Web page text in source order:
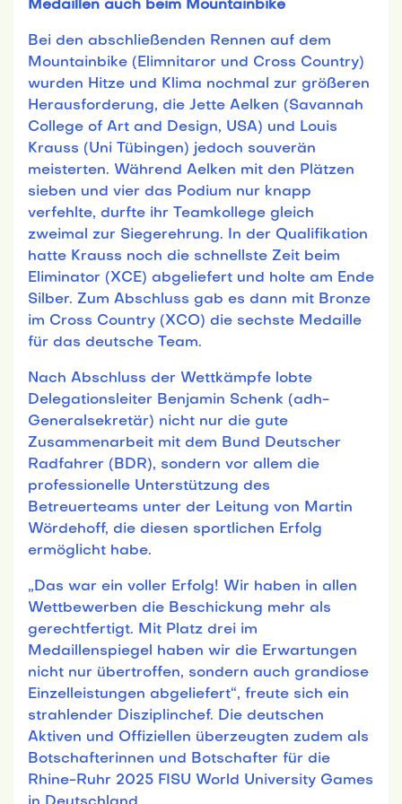
Medaillen auch beim Mountainbike
Bei den abschließenden Rennen auf dem
Mountainbike (Elimnitaror und Cross Country)
wurden Hitze und Klima nochmal zur größeren
Herausforderung, die Jette Aelken (Savannah
College of Art and Design, USA) und Louis
Krauss (Uni Tübingen) jedoch souverän
meisterten. Während Aelken mit den Plätzen
sieben und vier das Podium nur knapp
verfehlte, durfte ihr Teamkollege gleich
zweimal zur Siegerehrung. In der Qualifikation
hatte Krauss noch die schnellste Zeit beim
Eliminator (XCE) abgeliefert und holte am Ende
Silber. Zum Abschluss gab es dann mit Bronze
im Cross Country (XCO) die sechste Medaille
für das deutsche Team.
Nach Abschluss der Wettkämpfe lobte
Delegationsleiter Benjamin Schenk (adh-
Generalsekretär) nicht nur die gute
Zusammenarbeit mit dem Bund Deutscher
Radfahrer (BDR), sondern vor allem die
professionelle Unterstützung des
Betreuerteams unter der Leitung von Martin
Wördehoff, die diesen sportlichen Erfolg
ermöglicht habe.
„Das war ein voller Erfolg! Wir haben in allen
Wettbewerben die Beschickung mehr als
gerechtfertigt. Mit Platz drei im
Medaillenspiegel haben wir die Erwartungen
nicht nur übertroffen, sondern auch grandiose
Einzelleistungen abgeliefert“, freute sich ein
strahlender Disziplinchef. Die deutschen
Aktiven und Offiziellen überzeugten zudem als
Botschafterinnen und Botschafter für die
Rhine-Ruhr 2025 FISU World University Games